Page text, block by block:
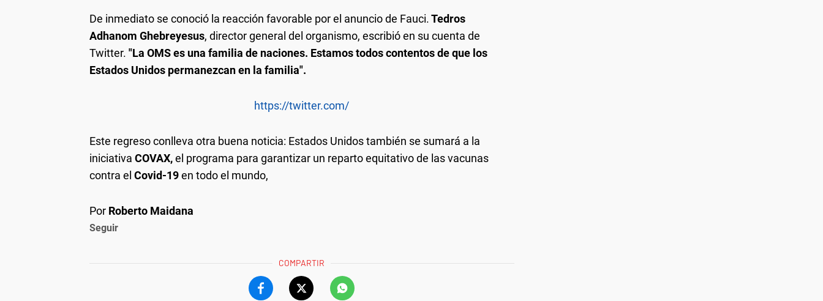
De inmediato se conoció la reacción favorable por el anuncio de Fauci.Tedros
Adhanom Ghebreyesus, director general del organismo, escribió en su cuenta de
Twitter. "La OMS es una familia de naciones. Estamos todos contentos de que los
Estados Unidos permanezcan en la familia".
https://twitter.com/
Este regreso conlleva otra buena noticia: Estados Unidos también se sumará a la
iniciativa COVAX,el programa para garantizar un reparto equitativo de las vacunas
contra el Covid-19en todo el mundo,
Por Roberto Maidana
Seguir
COMPARTIR